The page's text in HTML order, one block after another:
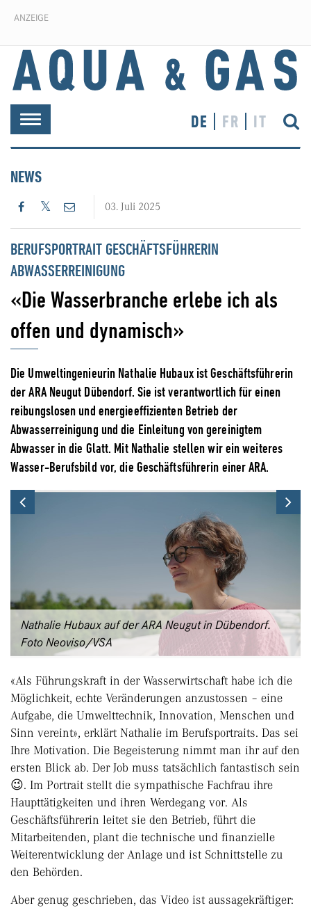
ANZEIGE
Toggle
navigation
DE FR IT
NEWS
03. Juli 2025
BERUFSPORTRAIT GESCHÄFTSFÜHRERIN
ABWASSERREINIGUNG
«Die Wasserbranche erlebe ich als
offen und dynamisch»
Die Umweltingenieurin Nathalie Hubaux ist Geschäftsführerin
der ARA Neugut Dübendorf. Sie ist verantwortlich für einen
reibungslosen und energieeffizienten Betrieb der
Abwasserreinigung und die Einleitung von gereinigtem
Abwasser in die Glatt. Mit Nathalie stellen wir ein weiteres
Wasser-Berufsbild vor, die Geschäftsführerin einer ARA.
Nathalie Hubaux auf der ARA Neugut in Dübendorf.
Foto Neoviso/VSA
Previous
«Als Führungskraft in der Wasserwirtschaft habe ich die
Möglichkeit, echte Veränderungen anzustossen – eine
Aufgabe, die Umwelttechnik, Innovation, Menschen und
Sinn vereint», erklärt Nathalie im Berufsportraits. Das sei
Ihre Motivation. Die Begeisterung nimmt man ihr auf den
ersten Blick ab. Der Job muss tatsächlich fantastisch sein
😉. Im Portrait stellt die sympathische Fachfrau ihre
Haupttätigkeiten und ihren Werdegang vor. Als
Geschäftsführerin leitet sie den Betrieb, führt die
Mitarbeitenden, plant die technische und finanzielle
Weiterentwicklung der Anlage und ist Schnittstelle zu
den Behörden.
Aber genug geschrieben, das Video ist aussagekräftiger: